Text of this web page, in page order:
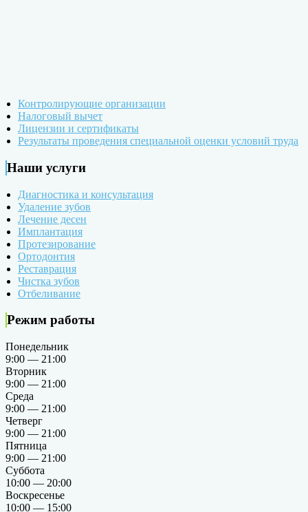
Контролирующие организации
Налоговый вычет
Лицензии и сертификаты
Результаты проведения специальной оценки условий труда
Наши услуги
Диагностика и консультация
Удаление зубов
Лечение десен
Имплантация
Протезирование
Ортодонтия
Реставрация
Чистка зубов
Отбеливание
Режим работы
Понедельник
9:00 — 21:00
Вторник
9:00 — 21:00
Среда
9:00 — 21:00
Четверг
9:00 — 21:00
Пятница
9:00 — 21:00
Суббота
10:00 — 20:00
Воскресенье
10:00 — 15:00